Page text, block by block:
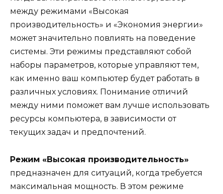
между режимами «Высокая
производительность» и «Экономия энергии»
может значительно повлиять на поведение
системы. Эти режимы представляют собой
наборы параметров, которые управляют тем,
как именно ваш компьютер будет работать в
различных условиях. Понимание отличий
между ними поможет вам лучше использовать
ресурсы компьютера, в зависимости от
текущих задач и предпочтений.
Режим «Высокая производительность»
предназначен для ситуаций, когда требуется
максимальная мощность. В этом режиме